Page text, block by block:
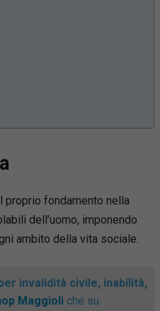
fondamento nella
dell’uomo, imponendo
ambito della vita sociale.
invalidità civile, inabilità,
Maggioli che su